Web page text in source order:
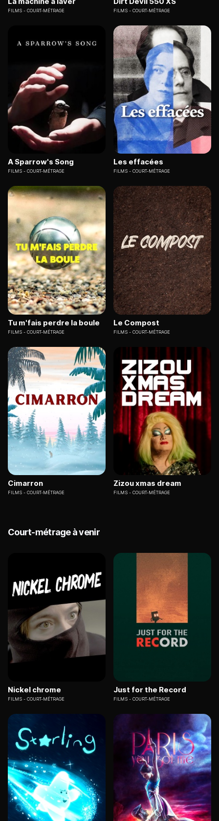
FILMS COURT-MÉTRAGE FILMS COURT-MÉTRAGE
A Sparrow's Song
FILMS COURT-MÉTRAGE
Les effacées
FILMS COURT-MÉTRAGE
Tu m'fais perdre la boule
FILMS COURT-MÉTRAGE
Le Compost
FILMS COURT-MÉTRAGE
Cimarron
FILMS COURT-MÉTRAGE
Zizou xmas dream
FILMS COURT-MÉTRAGE
Court-métrage à venir
Nickel chrome
FILMS COURT-MÉTRAGE
Just for the Record
FILMS COURT-MÉTRAGE